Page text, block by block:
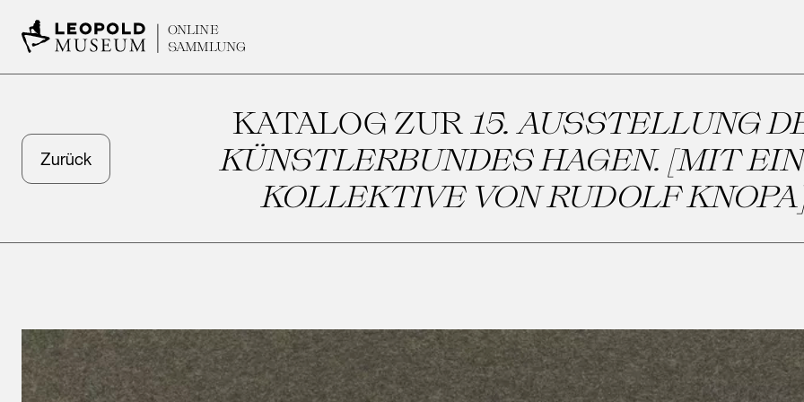
ONLINE
SAMMLUNG
Zurück
KATALOG ZUR 15. AUSSTELLUNG
KÜNSTLERBUNDES HAGEN. [MIT
KOLLEKTIVE VON RUDOLF